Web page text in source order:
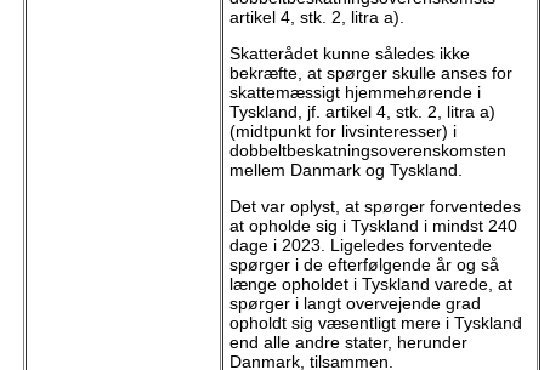
artikel 4, stk. 2, litra a).
Skatterådet kunne således ikke
bekræfte, at spørger skulle anses for
skattemæssigt hjemmehørende i
Tyskland, jf. artikel 4, stk. 2, litra a)
(midtpunkt for livsinteresser) i
dobbeltbeskatningsoverenskomsten
mellem Danmark og Tyskland.
Det var oplyst, at spørger forventedes
at opholde sig i Tyskland i mindst 240
dage i 2023. Ligeledes forventede
spørger i de efterfølgende år og så
længe opholdet i Tyskland varede, at
spørger i langt overvejende grad
opholdt sig væsentligt mere i Tyskland
end alle andre stater, herunder
Danmark, tilsammen.